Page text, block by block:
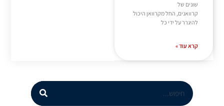
שונים של
קרוואנים, החל מקרוואן היכול
להיגרר על ידי כל
קרא עוד »